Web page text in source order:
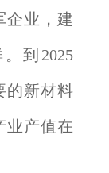
企业，建
到2025
的新材料
业产值在